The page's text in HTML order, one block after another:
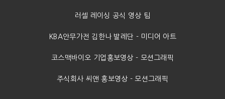
러셀 레이싱 공식 영상 팀
KBA안무가전 김한나 발레단 - 미디어 아트
코스맥바이오 기업홍보영상 - 모션그래픽
주식회사 씨앤 홍보영상 - 모션그래픽